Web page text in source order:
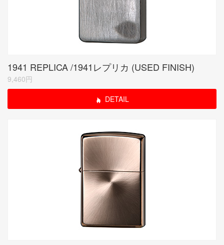
1941 REPLICA /1941レプリカ (USED FINISH)
9,460円
DETAIL